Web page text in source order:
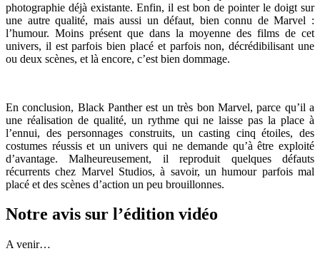
photographie déjà existante. Enfin, il est bon de pointer le doigt sur
une autre qualité, mais aussi un défaut, bien connu de Marvel :
l’humour. Moins présent que dans la moyenne des films de cet
univers, il est parfois bien placé et parfois non, décrédibilisant une
ou deux scènes, et là encore, c’est bien dommage.
En conclusion, Black Panther est un très bon Marvel, parce qu’il a
une réalisation de qualité, un rythme qui ne laisse pas la place à
l’ennui, des personnages construits, un casting cinq étoiles, des
costumes réussis et un univers qui ne demande qu’à être exploité
d’avantage. Malheureusement, il reproduit quelques défauts
récurrents chez Marvel Studios, à savoir, un humour parfois mal
placé et des scènes d’action un peu brouillonnes.
Notre avis sur l’édition vidéo
A venir…